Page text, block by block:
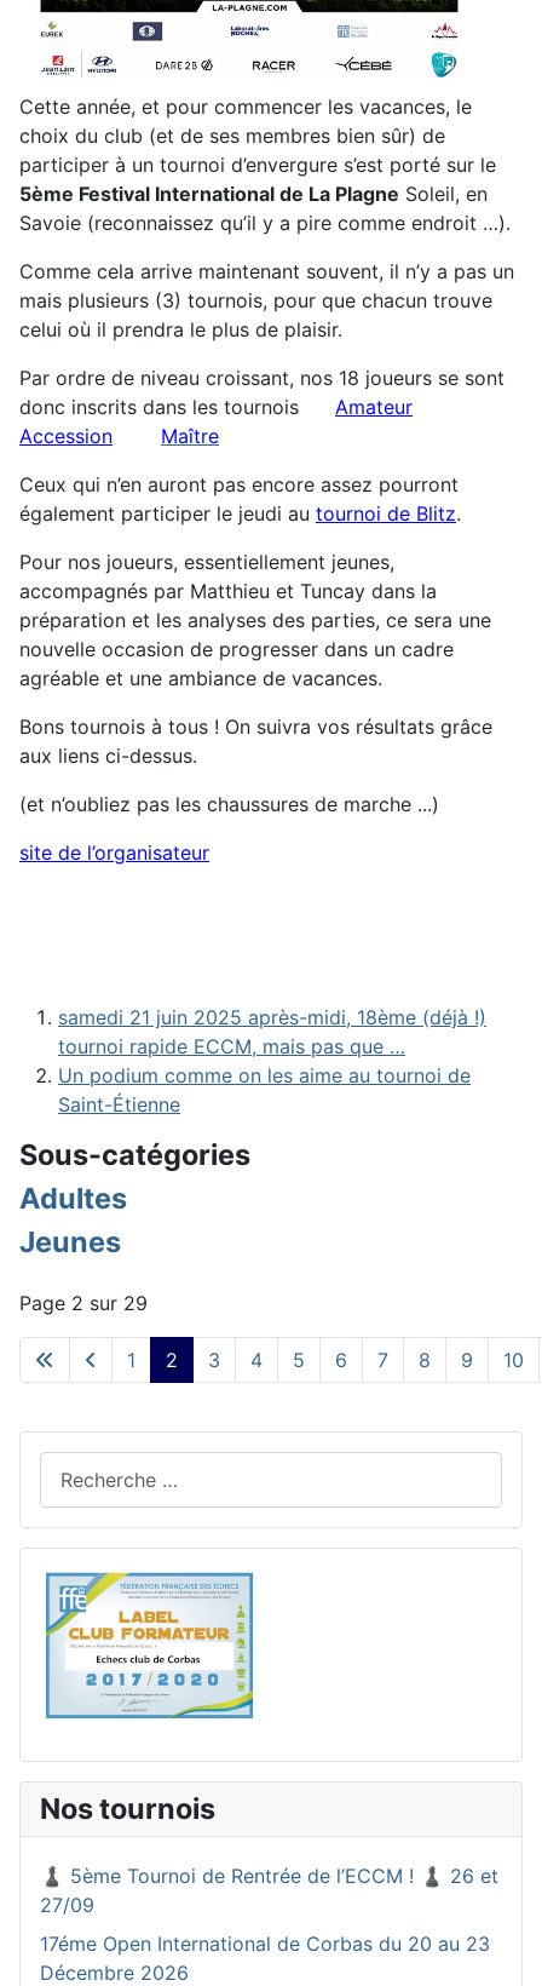
Cette année, et pour commencer les vacances, le
choix du club (et de ses membres bien sûr) de
participer à un tournoi d’envergure s’est porté sur le
5ème Festival International de La Plagne Soleil, en
Savoie (reconnaissez qu’il y a pire comme endroit …).
Comme cela arrive maintenant souvent, il n’y a pas un
mais plusieurs (3) tournois, pour que chacun trouve
celui où il prendra le plus de plaisir.
Par ordre de niveau croissant, nos 18 joueurs se sont
donc inscrits dans les tournois Amateur
Accession
Maître
Ceux qui n’en auront pas encore assez pourront
également participer le jeudi au tournoi de Blitz.
Pour nos joueurs, essentiellement jeunes,
accompagnés par Matthieu et Tuncay dans la
préparation et les analyses des parties, ce sera une
nouvelle occasion de progresser dans un cadre
agréable et une ambiance de vacances.
Bons tournois à tous ! On suivra vos résultats grâce
aux liens ci-dessus.
(et n’oubliez pas les chaussures de marche ...)
site de l’organisateur
samedi 21 juin 2025 après-midi, 18ème (déjà !)
tournoi rapide ECCM, mais pas que …
Un podium comme on les aime au tournoi de
Saint-Étienne
Sous-catégories
Adultes
Jeunes
Page 2 sur 29
1 2 3 4 5 6 7 8 9 10
Nos tournois
♟️ 5ème Tournoi de Rentrée de l’ECCM ! ♟️ 26 et
27/09
17éme Open International de Corbas du 20 au 23
Décembre 2026